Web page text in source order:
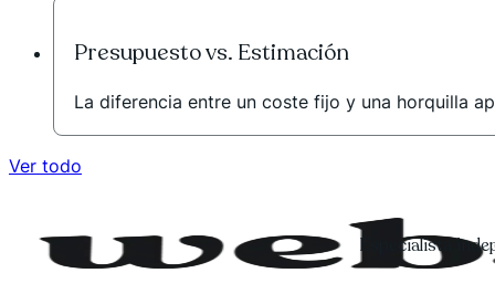
Presupuesto vs. Estimación
La diferencia entre un coste fijo y una horquilla
Ver todo
Especialista